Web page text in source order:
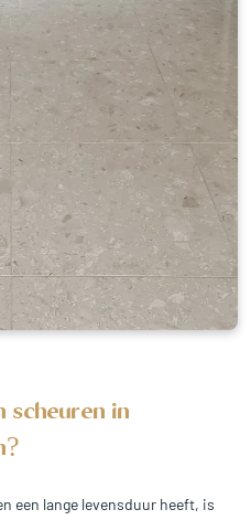
scheuren in
een lange levensduur heeft, is